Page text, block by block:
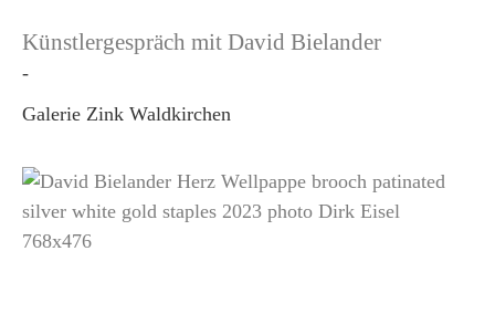
Künstlergespräch mit David Bielander
-
Galerie Zink Waldkirchen